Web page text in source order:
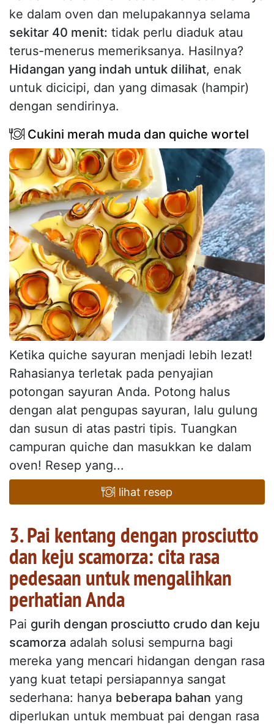
ke dalam oven dan melupakannya selama
sekitar 40 menit: tidak perlu diaduk atau
terus-menerus memeriksanya. Hasilnya?
Hidangan yang indah untuk dilihat, enak
untuk dicicipi, dan yang dimasak (hampir)
dengan sendirinya.
Cukini merah muda dan quiche wortel
Ketika quiche sayuran menjadi lebih lezat!
Rahasianya terletak pada penyajian
potongan sayuran Anda. Potong halus
dengan alat pengupas sayuran, lalu gulung
dan susun di atas pastri tipis. Tuangkan
campuran quiche dan masukkan ke dalam
oven! Resep yang...
lihat resep
3. Pai kentang dengan prosciutto
dan keju scamorza: cita rasa
pedesaan untuk mengalihkan
perhatian Anda
Pai gurih dengan prosciutto crudo dan keju
scamorza adalah solusi sempurna bagi
mereka yang mencari hidangan dengan rasa
yang kuat tetapi persiapannya sangat
sederhana: hanya beberapa bahan yang
diperlukan untuk membuat pai dengan rasa